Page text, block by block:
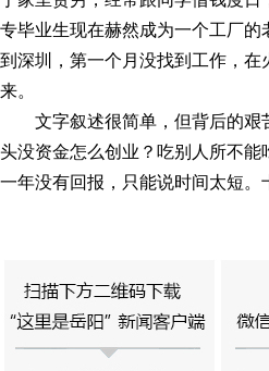
专毕业生现在赫然成为一个工厂
到深圳，第一个月没找到工作，
来。
文字叙述很简单，但背后的
头没资金怎么创业？吃别人所不
一年没有回报，只能说时间太短